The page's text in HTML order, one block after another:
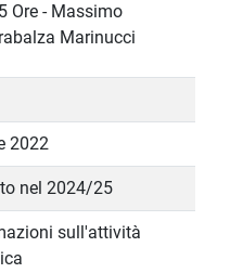
Ore - Massimo
Marinucci
2022
nel 2024/25
sull'attività